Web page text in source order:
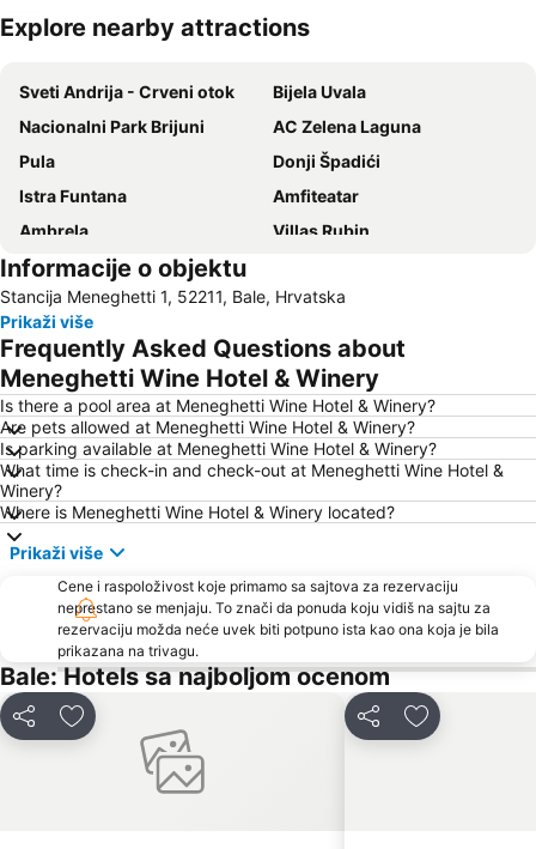
Explore nearby attractions
Sveti Andrija - Crveni otok
Bijela Uvala
Nacionalni Park Brijuni
AC Zelena Laguna
Pula
Donji Špadići
Istra Funtana
Amfiteatar
Ambrela
Villas Rubin
Zlatni Rt
Obala maršala Tita
Amarin
Stari Grad
Brioni
AC Zelena Laguna
Istrian Riviera
FKK Ulika
Polari
Gradsko kupalište Poreč
Poreč 24 hours
Kap Kamenjak
Stand up Comedy by Željko Pervan
Autobusna postaja Pula
Maslinica
Communal Palace
Pula Airport
Fisherman's Party
Parentium
Brulo
Levan
Girandella
Valeta AC Lanterna
Informacije o objektu
Stancija Meneghetti 1, 52211, Bale, Hrvatska
Prikaži više
Frequently Asked Questions about
Meneghetti Wine Hotel & Winery
Is there a pool area at Meneghetti Wine Hotel & Winery?
Are pets allowed at Meneghetti Wine Hotel & Winery?
Is parking available at Meneghetti Wine Hotel & Winery?
What time is check-in and check-out at Meneghetti Wine Hotel &
Winery?
Where is Meneghetti Wine Hotel & Winery located?
Prikaži više
Cene i raspoloživost koje primamo sa sajtova za rezervaciju
neprestano se menjaju. To znači da ponuda koju vidiš na sajtu za
rezervaciju možda neće uvek biti potpuno ista kao ona koja je bila
prikazana na trivagu.
Bale: Hotels sa najboljom ocenom
Deli Dodati u favorite Deli Dodati u